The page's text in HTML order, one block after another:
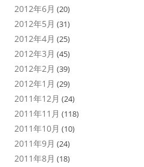
2012年6月 (20)
2012年5月 (31)
2012年4月 (25)
2012年3月 (45)
2012年2月 (39)
2012年1月 (29)
2011年12月 (24)
2011年11月 (118)
2011年10月 (10)
2011年9月 (24)
2011年8月 (18)